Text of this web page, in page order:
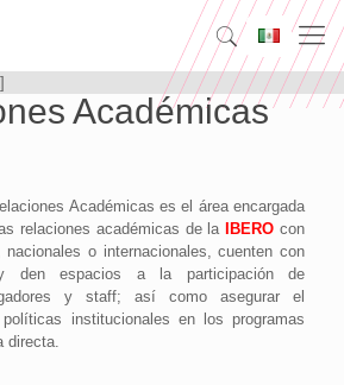
Académicas
Académicas es el área encargada
relaciones académicas de la
IBERO con
nacionales o internacionales, cuenten con
den espacios a la participación de
y staff; así como asegurar el
institucionales en los programas
directa.